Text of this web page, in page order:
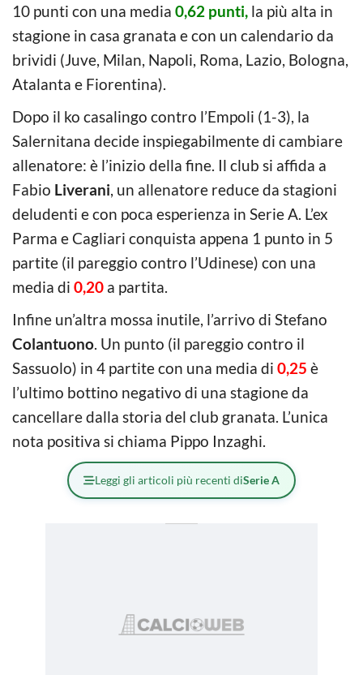
10 punti con una media 0,62 punti, la più alta in
stagione in casa granata e con un calendario da
brividi (Juve, Milan, Napoli, Roma, Lazio, Bologna,
Atalanta e Fiorentina).
Dopo il ko casalingo contro l’Empoli (1-3), la
Salernitana decide inspiegabilmente di cambiare
allenatore: è l’inizio della fine. Il club si affida a
Fabio Liverani, un allenatore reduce da stagioni
deludenti e con poca esperienza in Serie A. L’ex
Parma e Cagliari conquista appena 1 punto in 5
partite (il pareggio contro l’Udinese) con una
media di 0,20 a partita.
Infine un’altra mossa inutile, l’arrivo di Stefano
Colantuono. Un punto (il pareggio contro il
Sassuolo) in 4 partite con una media di 0,25 è
l’ultimo bottino negativo di una stagione da
cancellare dalla storia del club granata. L’unica
nota positiva si chiama Pippo Inzaghi.
Leggi gli articoli più recenti diSerie A